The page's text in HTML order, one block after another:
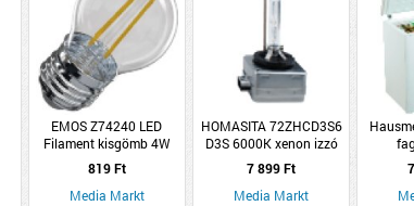
EMOS Z74240 LED
Filament kisgömb 4W
E27, meleg fehér
819 Ft
Media Markt
HOMASITA 72ZHCD3S6
D3S 6000K xenon izzó
12V 35W
7 899 Ft
Media Markt